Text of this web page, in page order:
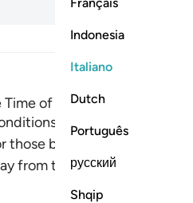
Indonesia
Italiano
Dutch
Português
русский
Shqip
of Their Death
that people face
those below their rank on
from the guidance and